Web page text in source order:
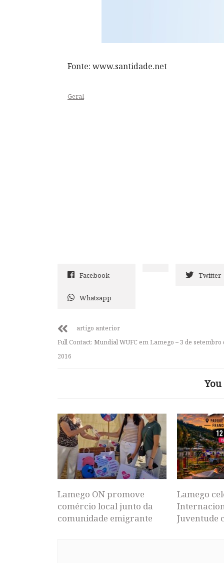
Fonte: www.santidade.net
Geral
Facebook Twitter
Whatsapp
artigo anterior
Full Contact: Mundial WUFC em Lamego – 3 de setembro
2016
Lamego ON promove
comércio local junto da
comunidade emigrante
Lamego
Juventude